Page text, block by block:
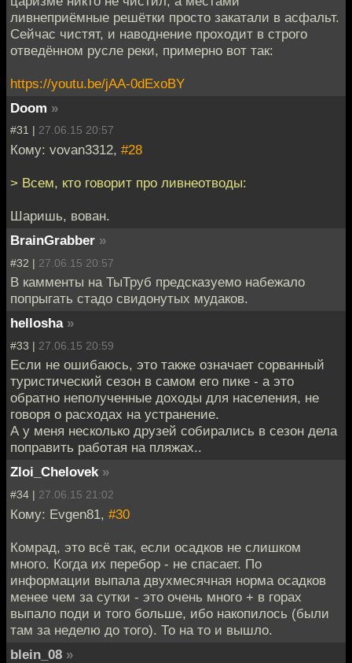
ливнеприёмные решётки просто закатали в асфальт.
Сейчас чистят, и наводнение проходит в строго
отведённом русле реки, примерно вот так:
https://youtu.be/jAA-0dExoBY
Doom »
#31 | 27.06.15 20:57
Кому: vovan3312, #28
> Всем, кто говорит про ливнеотводы:
Шаришь, вован.
BrainGrabber »
#32 | 27.06.15 20:57
В камменты на ТыТруб предсказуемо набежало
попрыгать стадо свидонутых мудаков.
hellosha »
#33 | 27.06.15 20:59
Если не ошибаюсь, это также означает сорванный
туристический сезон в самом его пике - а это
обратно неполученные доходы для населения, не
говоря о расходах на устранение.
А у меня несколько друзей собирались в сезон дела
поправить работая на пляжах..
Zloi_Chelovek »
#34 | 27.06.15 21:02
Кому: Evgen81, #30
Комрад, это всё так, если осадков не слишком
много. Когда их перебор - не спасает. По
информации выпала двухмесячная норма осадков
менее чем за сутки - это очень много + в горах
выпало поди и того больше, ибо накопилось (были
там за неделю до того). То на то и вышло.
blein_08 »